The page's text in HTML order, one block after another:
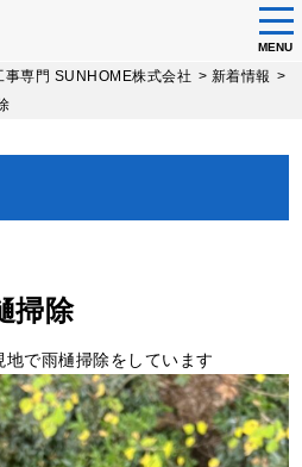
MENU
事専門 SUNHOME株式会社 > 新着情報 >
掃除
で雨樋掃除をしています